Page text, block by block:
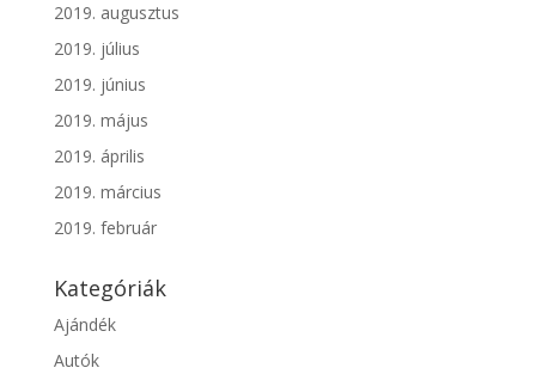
2019. augusztus
2019. július
2019. június
2019. május
2019. április
2019. március
2019. február
Kategóriák
Ajándék
Autók